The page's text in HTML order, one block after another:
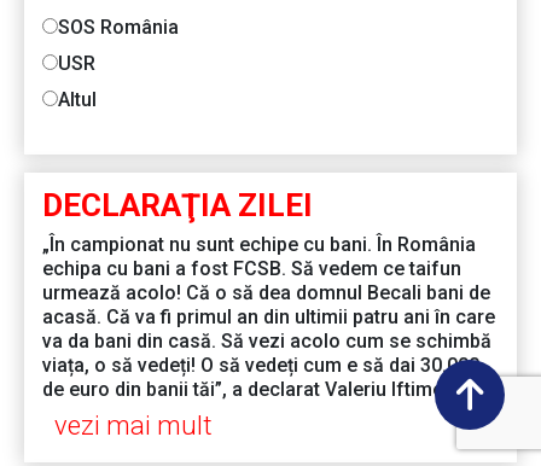
SOS România
USR
Altul
DECLARAŢIA ZILEI
„În campionat nu sunt echipe cu bani. În România
echipa cu bani a fost FCSB. Să vedem ce taifun
urmează acolo! Că o să dea domnul Becali bani de
acasă. Că va fi primul an din ultimii patru ani în care
va da bani din casă. Să vezi acolo cum se schimbă
viața, o să vedeți! O să vedeți cum e să dai 30.000
de euro din banii tăi”, a declarat Valeriu Iftime
vezi mai mult